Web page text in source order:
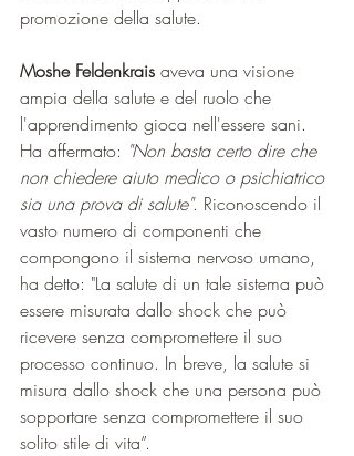
promozione della salute.
Moshe Feldenkrais aveva una visione
ampia della salute e del ruolo che
l'apprendimento gioca nell'essere sani.
Ha affermato: "Non basta certo dire che
non chiedere aiuto medico o psichiatrico
sia una prova di salute". Riconoscendo il
vasto numero di componenti che
compongono il sistema nervoso umano,
ha detto: "La salute di un tale sistema può
essere misurata dallo shock che può
ricevere senza compromettere il suo
processo continuo. In breve, la salute si
misura dallo shock che una persona può
sopportare senza compromettere il suo
solito stile di vita”.